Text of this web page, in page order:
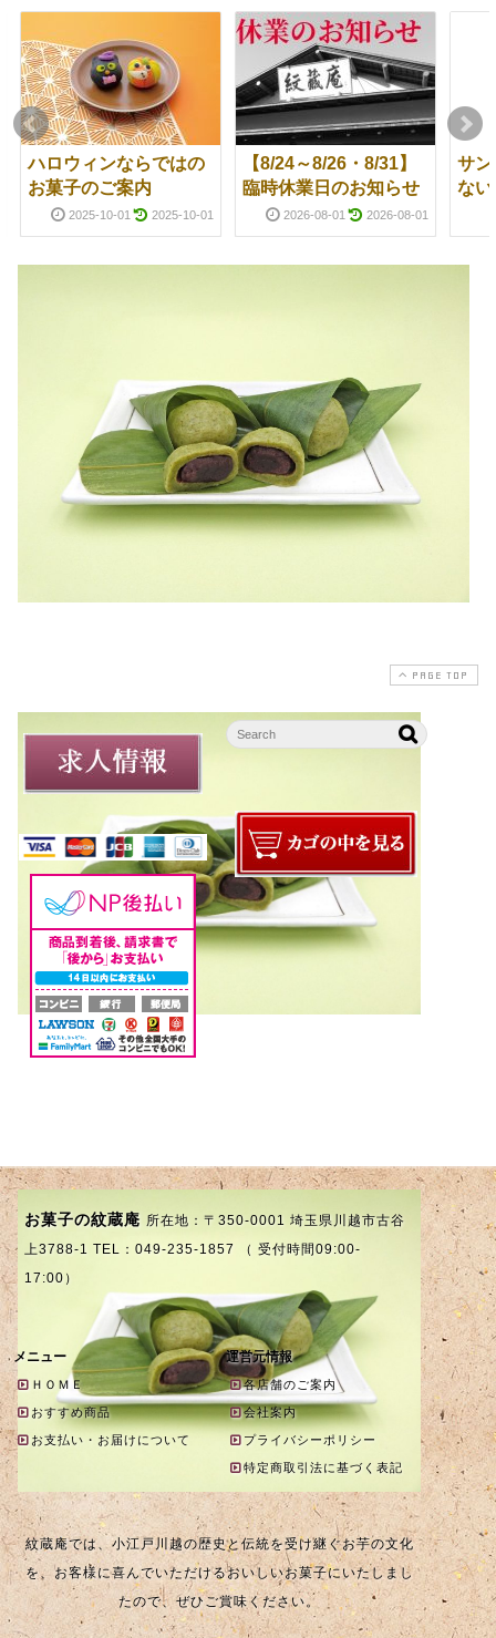
ハロウィンならではの
お菓子のご案内
2025-10-01 2025-10-01
【8/24～8/26・8/31】
臨時休業日のお知らせ
2026-08-01 2026-08-01
サ
な
PAGE TOP
お菓子の紋蔵庵 所在地：〒350-0001 埼玉県川越市古谷
上3788-1 TEL：049-235-1857 （ 受付時間09:00-
17:00）
メニュー
ＨＯＭＥ
おすすめ商品
お支払い・お届けについて
運営元情報
各店舗のご案内
会社案内
プライバシーポリシー
特定商取引法に基づく表記
紋蔵庵では、小江戸川越の歴史と伝統を受け継ぐお芋の文化
を、お客様に喜んでいただけるおいしいお菓子にいたしまし
たので、ぜひご賞味ください。